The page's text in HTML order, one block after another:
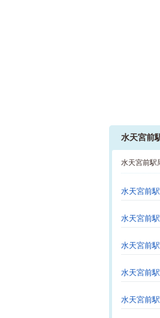
水天宮前
水天宮前駅
水天宮前
水天宮前
水天宮前
水天宮前
水天宮前